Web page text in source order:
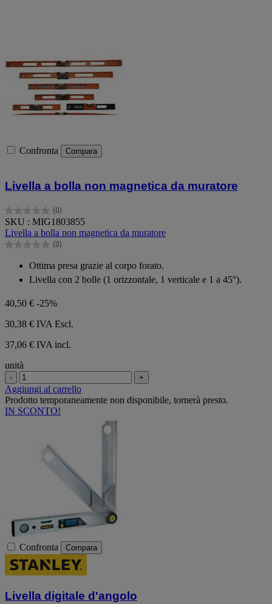
Confronta Compara
Livella a bolla non magnetica da muratore
(0)
0.0
su
5
stelle.
SKU : MIG1803855
Livella a bolla non magnetica da muratore
(0)
0.0
stelle.
Ottima presa grazie al corpo forato.
Livella con 2 bolle (1 orizzontale, 1 verticale e 1 a 45°).
40,50 € -25%
30,38 € IVA Escl.
37,06 € IVA incl.
unità
- +
Aggiungi al carrello
Prodotto temporaneamente non disponibile, tornerà presto.
IN SCONTO!
Confronta Compara
Livella digitale d'angolo